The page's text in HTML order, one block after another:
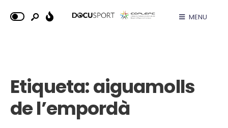
MENU
Etiqueta:aiguamolls
de l’empordà